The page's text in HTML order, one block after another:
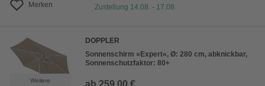
Merken
Zustellung 14.08. - 17.08.
Weitere
DOPPLER
Sonnenschirm »Expert«, Ø: 280 cm, abknickbar,
Sonnenschutzfaktor: 80+